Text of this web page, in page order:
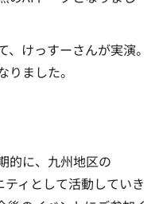
けっすーさんが実演。
ました。
的に、九州地区の
ィとして活動していき